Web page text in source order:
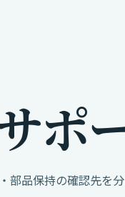
ポ
部品保持の確認先を